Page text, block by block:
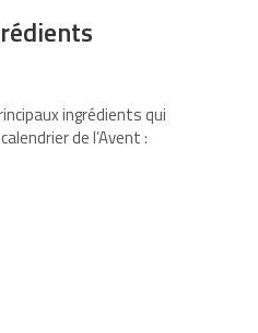
ingrédients qui
de l’Avent :